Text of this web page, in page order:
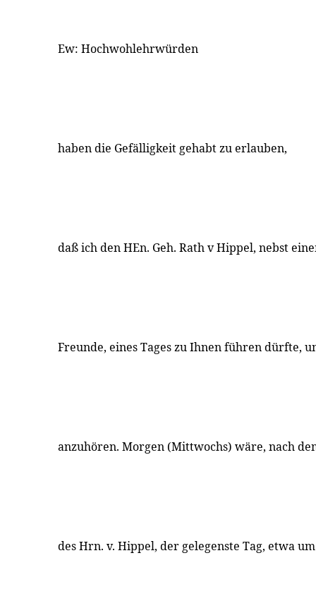
Ew: Hochwohlehrwürden
haben die Gefälligkeit gehabt zu erlauben,
daß ich den HEn. Geh. Rath v Hippel, nebst
Freunde, eines Tages zu Ihnen führen dürfte,
anzuhören. Morgen (Mittwochs) wäre, nach
des Hrn. v. Hippel, der gelegenste Tag, etwa